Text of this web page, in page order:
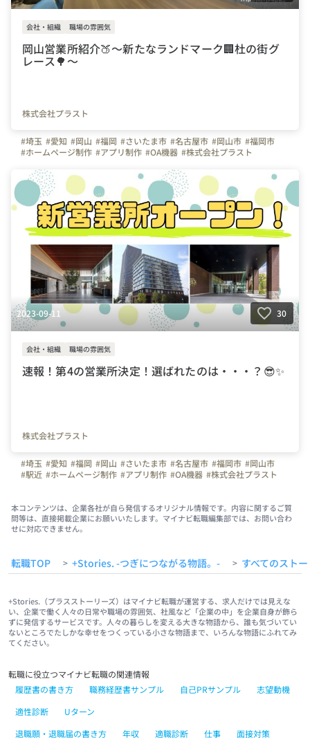
会社・組織 職場の雰囲気
岡山営業所紹介🍑～新たなランドマーク🏢杜の街グ
レース🌳～
株式会社プラスト
#埼玉 #愛知 #岡山 #福岡 #さいたま市 #名古屋市 #岡山市 #福岡市
#ホームページ制作 #アプリ制作 #OA機器 #株式会社プラスト
#会社の推しポイント
#オフィスを紹介します
#写真で伝える会社の雰囲気
#プラスト営業所
2023-09-11 30
会社・組織 職場の雰囲気
速報！第4の営業所決定！選ばれたのは・・・？😎✨
株式会社プラスト
#埼玉 #愛知 #福岡 #岡山 #さいたま市 #名古屋市 #福岡市 #岡山市
#駅近 #ホームページ制作 #アプリ制作 #OA機器 #株式会社プラスト
本コンテンツは、企業各社が自ら発信するオリジナル情報です。内容に関するご質
問等は、直接掲載企業にお願いいたします。マイナビ転職編集部では、お問い合わ
せに対応できません。
転職TOP > +Stories. -つぎにつながる物語。- > すべてのスト
+Stories.（プラスストーリーズ）はマイナビ転職が運営する、求人だけでは見えな
い、企業で働く人々の日常や職場の雰囲気、社風など「企業の中」を企業自身が飾ら
ずに発信するサービスです。人々の暮らしを変える大きな物語から、誰も気づいてい
ないところでたしかな幸せをつくっている小さな物語まで、いろんな物語にふれてみ
てください。
転職に役立つマイナビ転職の関連情報
履歴書の書き方
職務経歴書サンプル 自己PRサンプル
志望動機
適性診断
Uターン
退職願・退職届の書き方
年収 適職診断 仕事
面接対策